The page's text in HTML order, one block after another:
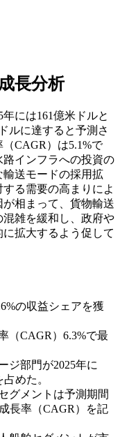
長分析
には161億米ドルと
ルに達すると予測さ
CAGR）は5.1%で
インフラへの投資の
送モードの採用拡
る需要の高まりによ
相まって、貨物輸送
雑を緩和し、政府や
拡大するよう促して
の収益シェアを獲
（CAGR）6.3%で最
ジ部門が2025年に
めた。
グメントは予測期間
長率（CAGR）を記